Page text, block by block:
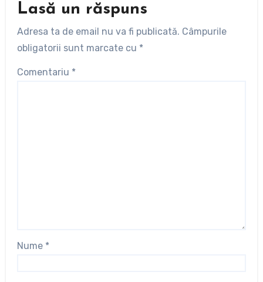
Lasă un răspuns
Adresa ta de email nu va fi publicată. Câmpurile
obligatorii sunt marcate cu *
Comentariu *
Nume *